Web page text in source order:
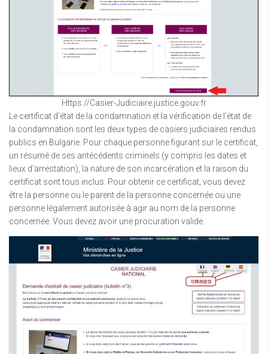
Https //Casier-Judiciaire.justice.gouv.fr
Le certificat d’état de la condamnation et la vérification de l’état de
la condamnation sont les deux types de casiers judiciaires rendus
publics en Bulgarie. Pour chaque personne figurant sur le certificat,
un résumé de ses antécédents criminels (y compris les dates et
lieux d’arrestation), la nature de son incarcération et la raison du
certificat sont tous inclus. Pour obtenir ce certificat, vous devez
être la personne ou le parent de la personne concernée ou une
personne légalement autorisée à agir au nom de la personne
concernée. Vous devez avoir une procuration valide.